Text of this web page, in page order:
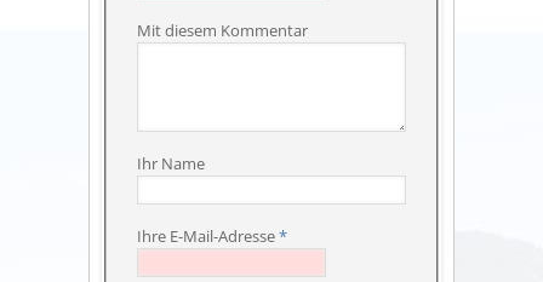
Mit diesem Kommentar
Ihr Name
Ihre E-Mail-Adresse*